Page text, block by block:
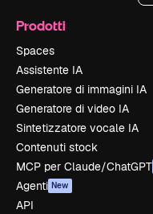
Prodotti
Spaces
Assistente IA
Generatore di immagini IA
Generatore di video IA
Sintetizzatore vocale IA
Contenuti stock
MCP per Claude/ChatGPT
Agenti New
API